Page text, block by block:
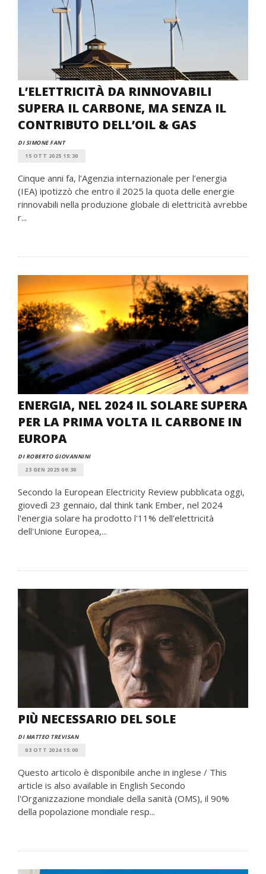
L’ELETTRICITÀ DA RINNOVABILI
SUPERA IL CARBONE, MA SENZA IL
CONTRIBUTO DELL’OIL & GAS
DI SIMONE FANT
15 OTT 2025 15:30
Cinque anni fa, l’Agenzia internazionale per l’energia
(IEA) ipotizzò che entro il 2025 la quota delle energie
rinnovabili nella produzione globale di elettricità avrebbe
r...
ENERGIA, NEL 2024 IL SOLARE SUPERA
PER LA PRIMA VOLTA IL CARBONE IN
EUROPA
DI ROBERTO GIOVANNINI
23 GEN 2025 09:30
Secondo la European Electricity Review pubblicata oggi,
giovedì 23 gennaio, dal think tank Ember, nel 2024
l'energia solare ha prodotto l'11% dell'elettricità
dell'Unione Europea,...
PIÙ NECESSARIO DEL SOLE
DI MATTEO TREVISAN
03 OTT 2024 15:00
Questo articolo è disponibile anche in inglese / This
article is also available in English Secondo
l'Organizzazione mondiale della sanità (OMS), il 90%
della popolazione mondiale resp...